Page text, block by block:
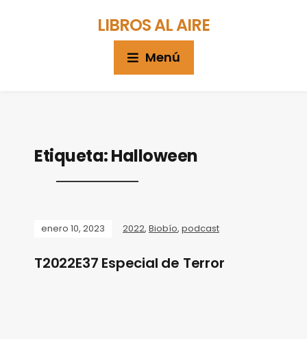
LIBROS AL AIRE
Menú
Etiqueta:Halloween
enero 10, 2023 2022, Biobío, podcast
T2022E37 Especial de Terror